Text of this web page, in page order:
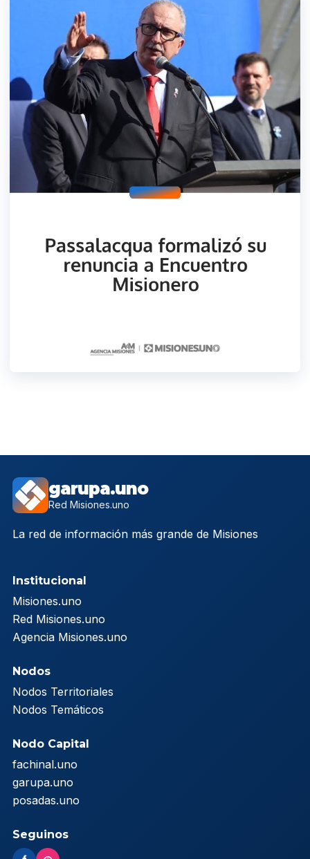
garupa.uno
Red Misiones.uno
La red de información más grande de Misiones
Institucional
Misiones.uno
Red Misiones.uno
Agencia Misiones.uno
Nodos
Nodos Territoriales
Nodos Temáticos
Nodo Capital
fachinal.uno
garupa.uno
posadas.uno
Seguinos